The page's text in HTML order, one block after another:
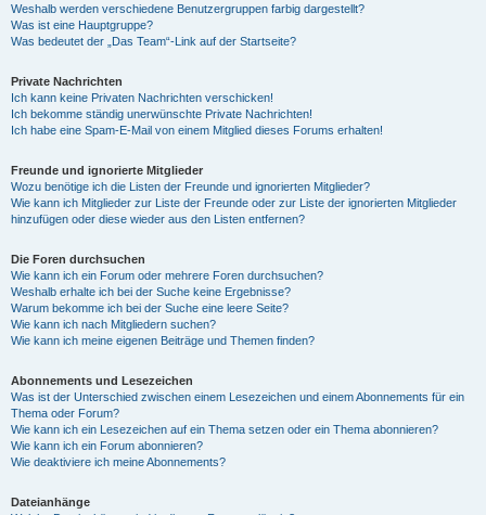
Weshalb werden verschiedene Benutzergruppen farbig dargestellt?
Was ist eine Hauptgruppe?
Was bedeutet der „Das Team“-Link auf der Startseite?
Private Nachrichten
Ich kann keine Privaten Nachrichten verschicken!
Ich bekomme ständig unerwünschte Private Nachrichten!
Ich habe eine Spam-E-Mail von einem Mitglied dieses Forums erhalten!
Freunde und ignorierte Mitglieder
Wozu benötige ich die Listen der Freunde und ignorierten Mitglieder?
Wie kann ich Mitglieder zur Liste der Freunde oder zur Liste der ignorierten Mitglieder
hinzufügen oder diese wieder aus den Listen entfernen?
Die Foren durchsuchen
Wie kann ich ein Forum oder mehrere Foren durchsuchen?
Weshalb erhalte ich bei der Suche keine Ergebnisse?
Warum bekomme ich bei der Suche eine leere Seite?
Wie kann ich nach Mitgliedern suchen?
Wie kann ich meine eigenen Beiträge und Themen finden?
Abonnements und Lesezeichen
Was ist der Unterschied zwischen einem Lesezeichen und einem Abonnements für ein
Thema oder Forum?
Wie kann ich ein Lesezeichen auf ein Thema setzen oder ein Thema abonnieren?
Wie kann ich ein Forum abonnieren?
Wie deaktiviere ich meine Abonnements?
Dateianhänge